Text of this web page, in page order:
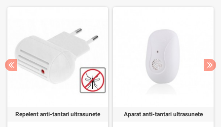
Repelent anti-tantari ultrasunete Aparat anti-tantari ultrasunete